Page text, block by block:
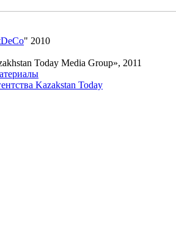
" 2010
Today Media Group», 2011
Kazakstan Today